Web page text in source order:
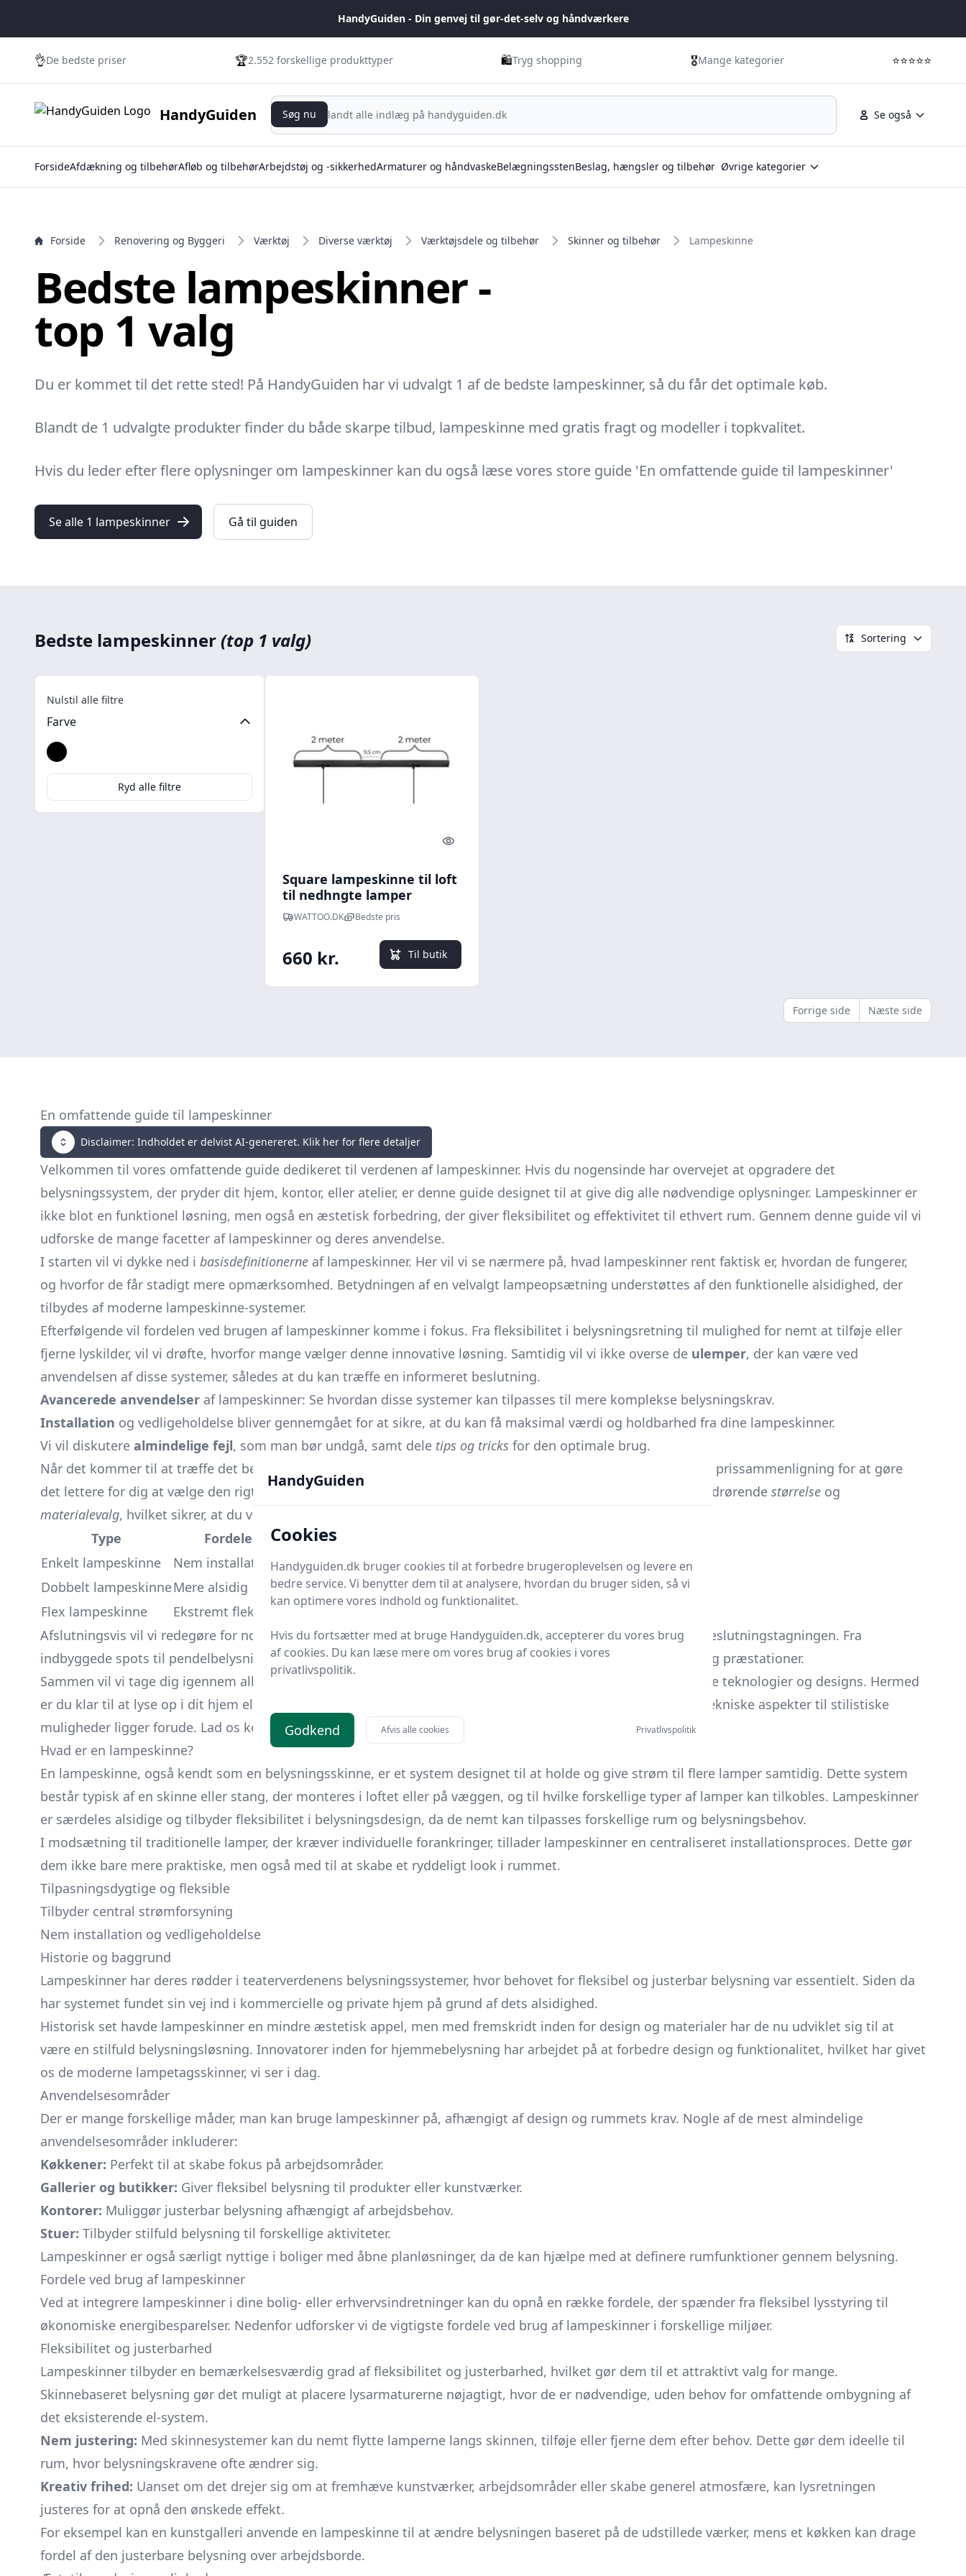
HandyGuiden - Din genvej til gør-det-selv og håndværkere
👌De bedste priser 🏆2.552 forskellige produkttyper 🛍️Tryg shopping 🎖️Mange kategorier ⭐⭐⭐⭐⭐
HandyGuiden Se også
Søg nu
Søg nu
ForsideAfdækning og tilbehørAfløb og tilbehørArbejdstøj og -sikkerhedArmaturer og håndvaskeBelægningsstenBeslag, hængsler og tilbehør Øvrige kategorier
Forside Renovering og Byggeri Værktøj Diverse værktøj Værktøjsdele og tilbehør Skinner og tilbehør Lampeskinne
Bedste lampeskinner -
top 1 valg
Du er kommet til det rette sted! På HandyGuiden har vi udvalgt 1 af de bedste lampeskinner, så du får det optimale køb.
Blandt de 1 udvalgte produkter finder du både skarpe tilbud, lampeskinne med gratis fragt og modeller i topkvalitet.
Hvis du leder efter flere oplysninger om lampeskinner kan du også læse vores store guide 'En omfattende guide til lampeskinner'
Se alle 1 lampeskinner Gå til guiden
Bedste lampeskinner(top 1 valg) Sortering
Nulstil alle filtre
Farve
Sort
Ryd alle filtre
Quick look
Square lampeskinne til loft
til nedhngte lamper
(pendler), til 2 lamper,
midtertilslutning, sort, 4
WATTOO.DK Bedste pris
660 kr. Til butik
Forrige side Næste side
En omfattende guide til lampeskinner
Disclaimer: Indholdet er delvist AI-genereret. Klik her for flere detaljer
Velkommen til vores omfattende guide dedikeret til verdenen af lampeskinner. Hvis du nogensinde har overvejet at opgradere det
belysningssystem, der pryder dit hjem, kontor, eller atelier, er denne guide designet til at give dig alle nødvendige oplysninger. Lampeskinner er
ikke blot en funktionel løsning, men også en æstetisk forbedring, der giver fleksibilitet og effektivitet til ethvert rum. Gennem denne guide vil vi
udforske de mange facetter af lampeskinner og deres anvendelse.
I starten vil vi dykke ned i basisdefinitionerne af lampeskinner. Her vil vi se nærmere på, hvad lampeskinner rent faktisk er, hvordan de fungerer,
og hvorfor de får stadigt mere opmærksomhed. Betydningen af en velvalgt lampeopsætning understøttes af den funktionelle alsidighed, der
tilbydes af moderne lampeskinne-systemer.
Efterfølgende vil fordelen ved brugen af lampeskinner komme i fokus. Fra fleksibilitet i belysningsretning til mulighed for nemt at tilføje eller
fjerne lyskilder, vil vi drøfte, hvorfor mange vælger denne innovative løsning. Samtidig vil vi ikke overse de ulemper, der kan være ved
anvendelsen af disse systemer, således at du kan træffe en informeret beslutning.
Avancerede anvendelser af lampeskinner: Se hvordan disse systemer kan tilpasses til mere komplekse belysningskrav.
Installation og vedligeholdelse bliver gennemgået for at sikre, at du kan få maksimal værdi og holdbarhed fra dine lampeskinner.
Vi vil diskutere almindelige fejl, som man bør undgå, samt dele tips og tricks for den optimale brug.
Når det kommer til at træffe det bedste køb, er vores
en uvurderlig ressource. Vi vil præsentere en prissammenligning for at gøre
det lettere for dig at vælge den rigtige løsning inden for dit budget. Endvidere vil vi gennemgå overvejelser vedrørende størrelse og
materialevalg, hvilket sikrer, at du vælger et system, som komplementerer dine specifikke behov og stil.
Type
Fordele
Ulemper
Enkelt lampeskinne
Nem installation
Begrænset fleksibilitet
Dobbelt lampeskinneMere alsidig
Kompleks installation
Flex lampeskinne
Ekstremt fleksibel
Kostbart
Afslutningsvis vil vi redegøre for noglealternativertil lampeskinner, så du kan overveje alle muligheder før beslutningstagningen. Fra
indbyggede spots til pendelbelysning, vil vi diskutere hvilke løsninger, der passer bedst til forskellige formål og præstationer.
Sammen vil vi tage dig igennem alle disse trin, så du står stærkt rustet til at vælge og implementere de bedste teknologier og designs. Hermed
er du klar til at lyse op i dit hjem eller arbejdsplads med den rette beslutning.' En dybere forståelse af alt fra tekniske aspekter til stilistiske
muligheder ligger forude. Lad os komme i gang!
Hvad er en lampeskinne?
En lampeskinne, også kendt som en belysningsskinne, er et system designet til at holde og give strøm til flere lamper samtidig. Dette system
består typisk af en skinne eller stang, der monteres i loftet eller på væggen, og til hvilke forskellige typer af lamper kan tilkobles. Lampeskinner
er særdeles alsidige og tilbyder fleksibilitet i belysningsdesign, da de nemt kan tilpasses forskellige rum og belysningsbehov.
I modsætning til traditionelle lamper, der kræver individuelle forankringer, tillader lampeskinner en centraliseret installationsproces. Dette gør
dem ikke bare mere praktiske, men også med til at skabe et ryddeligt look i rummet.
Tilpasningsdygtige og fleksible
Tilbyder central strømforsyning
Nem installation og vedligeholdelse
Historie og baggrund
Lampeskinner har deres rødder i teaterverdenens belysningssystemer, hvor behovet for fleksibel og justerbar belysning var essentielt. Siden da
har systemet fundet sin vej ind i kommercielle og private hjem på grund af dets alsidighed.
Historisk set havde lampeskinner en mindre æstetisk appel, men med fremskridt inden for design og materialer har de nu udviklet sig til at
være en stilfuld belysningsløsning. Innovatorer inden for hjemmebelysning har arbejdet på at forbedre design og funktionalitet, hvilket har givet
os de moderne lampetagsskinner, vi ser i dag.
Anvendelsesområder
Der er mange forskellige måder, man kan bruge lampeskinner på, afhængigt af design og rummets krav. Nogle af de mest almindelige
anvendelsesområder inkluderer:
Køkkener: Perfekt til at skabe fokus på arbejdsområder.
Gallerier og butikker: Giver fleksibel belysning til produkter eller kunstværker.
Kontorer: Muliggør justerbar belysning afhængigt af arbejdsbehov.
Stuer: Tilbyder stilfuld belysning til forskellige aktiviteter.
Lampeskinner er også særligt nyttige i boliger med åbne planløsninger, da de kan hjælpe med at definere rumfunktioner gennem belysning.
Fordele ved brug af lampeskinner
Ved at integrere lampeskinner i dine bolig- eller erhvervsindretninger kan du opnå en række fordele, der spænder fra fleksibel lysstyring til
økonomiske energibesparelser. Nedenfor udforsker vi de vigtigste fordele ved brug af lampeskinner i forskellige miljøer.
Fleksibilitet og justerbarhed
Lampeskinner tilbyder en bemærkelsesværdig grad af fleksibilitet og justerbarhed, hvilket gør dem til et attraktivt valg for mange.
Skinnebaseret belysning gør det muligt at placere lysarmaturerne nøjagtigt, hvor de er nødvendige, uden behov for omfattende ombygning af
det eksisterende el-system.
Nem justering: Med skinnesystemer kan du nemt flytte lamperne langs skinnen, tilføje eller fjerne dem efter behov. Dette gør dem ideelle til
rum, hvor belysningskravene ofte ændrer sig.
Kreativ frihed: Uanset om det drejer sig om at fremhæve kunstværker, arbejdsområder eller skabe generel atmosfære, kan lysretningen
justeres for at opnå den ønskede effekt.
For eksempel kan en kunstgalleri anvende en lampeskinne til at ændre belysningen baseret på de udstillede værker, mens et køkken kan drage
fordel af den justerbare belysning over arbejdsborde.
HandyGuiden
Cookies
Handyguiden.dk bruger cookies til at forbedre brugeroplevelsen og levere en
bedre service. Vi benytter dem til at analysere, hvordan du bruger siden, så vi
kan optimere vores indhold og funktionalitet.
Hvis du fortsætter med at bruge Handyguiden.dk, accepterer du vores brug
af cookies. Du kan læse mere om vores brug af cookies i vores
privatlivspolitik.
Godkend Afvis alle cookies Privatlivspolitik